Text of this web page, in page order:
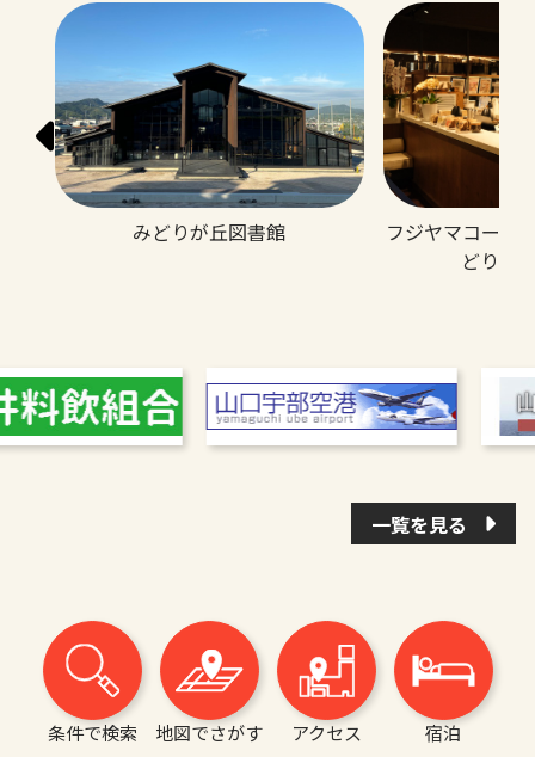
みどりが丘図書館
フジヤマコーヒ
どりが
一覧を見る
条件で検索 地図でさがす アクセス 宿泊